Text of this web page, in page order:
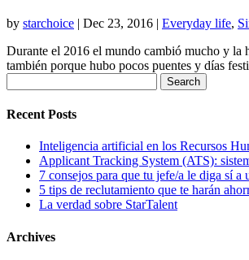
by starchoice | Dec 23, 2016 | Everyday life,
Durante el 2016 el mundo cambió mucho y la
también porque hubo pocos puentes y días
for:
Recent Posts
Inteligencia artificial en los Recursos
Applicant Tracking System (ATS):
7 consejos para que tu jefe/a le diga sí a
5 tips de reclutamiento que te harán
La verdad sobre StarTalent
Archives